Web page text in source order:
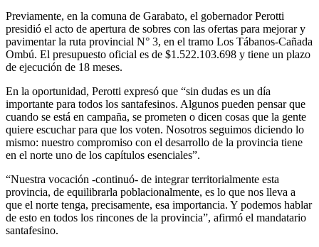
Previamente, en la comuna de Garabato, el gobernador Perotti
presidió el acto de apertura de sobres con las ofertas para mejorar y
pavimentar la ruta provincial N° 3, en el tramo Los Tábanos-Cañada
Ombú. El presupuesto oficial es de $1.522.103.698 y tiene un plazo
de ejecución de 18 meses.
En la oportunidad, Perotti expresó que “sin dudas es un día
importante para todos los santafesinos. Algunos pueden pensar que
cuando se está en campaña, se prometen o dicen cosas que la gente
quiere escuchar para que los voten. Nosotros seguimos diciendo lo
mismo: nuestro compromiso con el desarrollo de la provincia tiene
en el norte uno de los capítulos esenciales”.
“Nuestra vocación -continuó- de integrar territorialmente esta
provincia, de equilibrarla poblacionalmente, es lo que nos lleva a
que el norte tenga, precisamente, esa importancia. Y podemos hablar
de esto en todos los rincones de la provincia”, afirmó el mandatario
santafesino.